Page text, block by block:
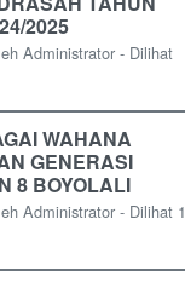
2025
Administrator - Dilihat
WAHANA
GENERASI
8 BOYOLALI
Administrator - Dilihat